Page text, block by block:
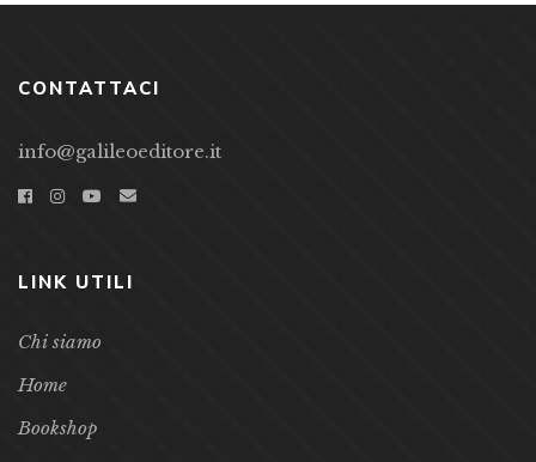
CONTATTACI
info@galileoeditore.it
LINK UTILI
Chi siamo
Home
Bookshop